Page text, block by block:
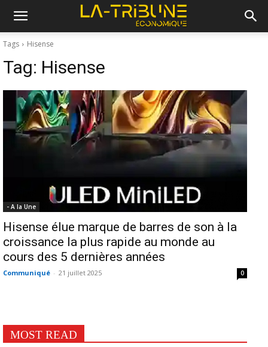
Tags Hisense
Tag: Hisense
- A la Une
Hisense élue marque de barres de son à la
croissance la plus rapide au monde au
cours des 5 dernières années
Communiqué - 21 juillet 2025 0
MOST READ